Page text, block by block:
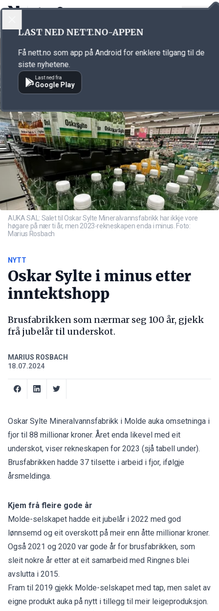
Annonsørinnhold
AUKA SAL: Salet til Oskar Sylte Mineralvannsfabrikk har ikkje vore
høgare på nær ti år, men 2023-rekneskapen enda i minus. Foto:
Marius Rosbach
NYTT
Oskar Sylte i minus etter
inntektshopp
Brusfabrikken som nærmar seg 100 år, gjekk
frå jubelår til underskot.
MARIUS ROSBACH
18.07.2024
Oskar Sylte Mineralvannsfabrikk i Molde auka omsetninga i
fjor til 88 millionar kroner. Året enda likevel med eit
underskot, viser rekneskapen for 2023 (sjå tabell under).
Brusfabrikken hadde 37 tilsette i arbeid i fjor, ifølgje
årsmeldinga.
Kjem frå fleire gode år
Molde-selskapet hadde eit jubelår i 2022 med god
lønnsemd og eit overskott på meir enn åtte millionar kroner.
Også 2021 og 2020 var gode år for brusfabrikken, som
sleit nokre år etter at eit samarbeid med Ringnes blei
avslutta i 2015.
Fram til 2019 gjekk Molde-selskapet med tap, men salet av
eigne produkt auka på nytt i tillegg til meir leigeproduksjon.
LAST NED NETT.NO-APPEN
Få nett.no som app på Android for enklere tilgang til de
siste nyhetene.
Last ned fra
Google Play